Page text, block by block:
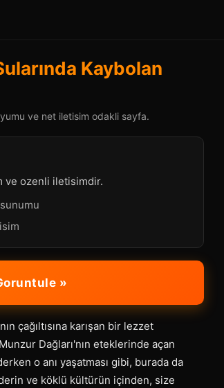
Kaybolan
ve net iletisim odakli sayfa.
ve ozenli iletisimdir.
»
çağıltısına karışan bir lezzet
Dağları'nın eteklerinde açan
o anı yaşatması gibi, burada da
ve köklü kültürün içinden, size